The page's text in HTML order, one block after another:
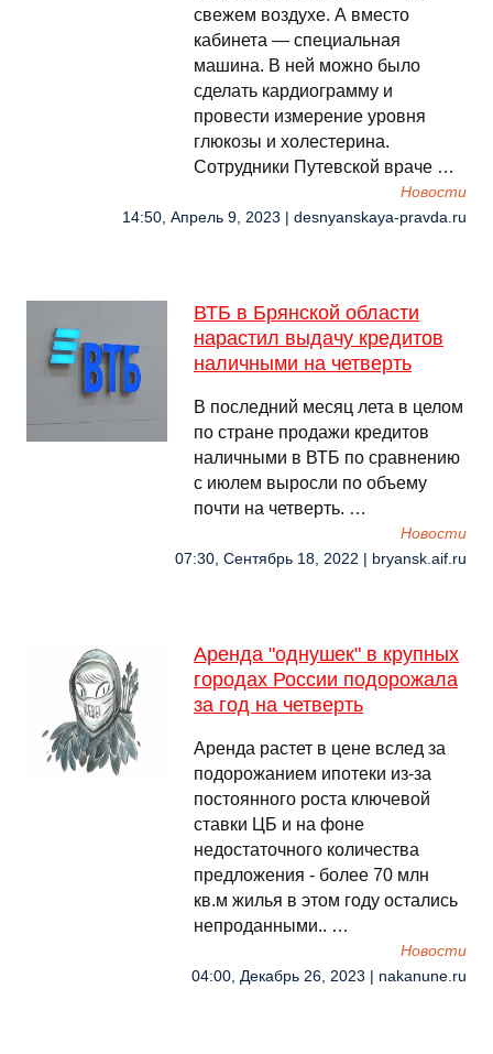
свежем воздухе. А вместо
кабинета — специальная
машина. В ней можно было
сделать кардиограмму и
провести измерение уровня
глюкозы и холестерина.
Сотрудники Путевской враче …
Новости
14:50, Апрель 9, 2023 | desnyanskaya-pravda.ru
ВТБ в Брянской области
нарастил выдачу кредитов
наличными на четверть
В последний месяц лета в целом
по стране продажи кредитов
наличными в ВТБ по сравнению
с июлем выросли по объему
почти на четверть. …
Новости
07:30, Сентябрь 18, 2022 | bryansk.aif.ru
Аренда "однушек" в крупных
городах России подорожала
за год на четверть
Аренда растет в цене вслед за
подорожанием ипотеки из-за
постоянного роста ключевой
ставки ЦБ и на фоне
недостаточного количества
предложения - более 70 млн
кв.м жилья в этом году остались
непроданными.. …
Новости
04:00, Декабрь 26, 2023 | nakanune.ru